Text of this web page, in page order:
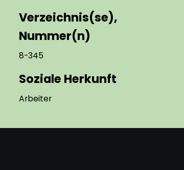
Verzeichnis(se),
Nummer(n)
8-345
Soziale Herkunft
Arbeiter